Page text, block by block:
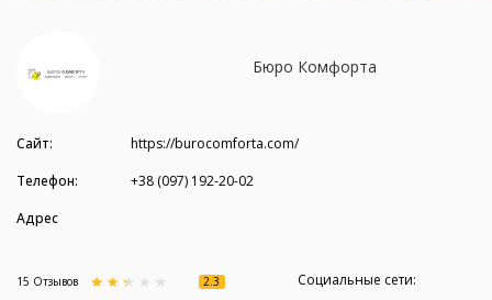
Бюро Комфорта
Сайт:
https://burocomforta.com/
Телефон:
+38 (097) 192-20-02
Адрес
15 Отзывов 2.3 Социальные сети: